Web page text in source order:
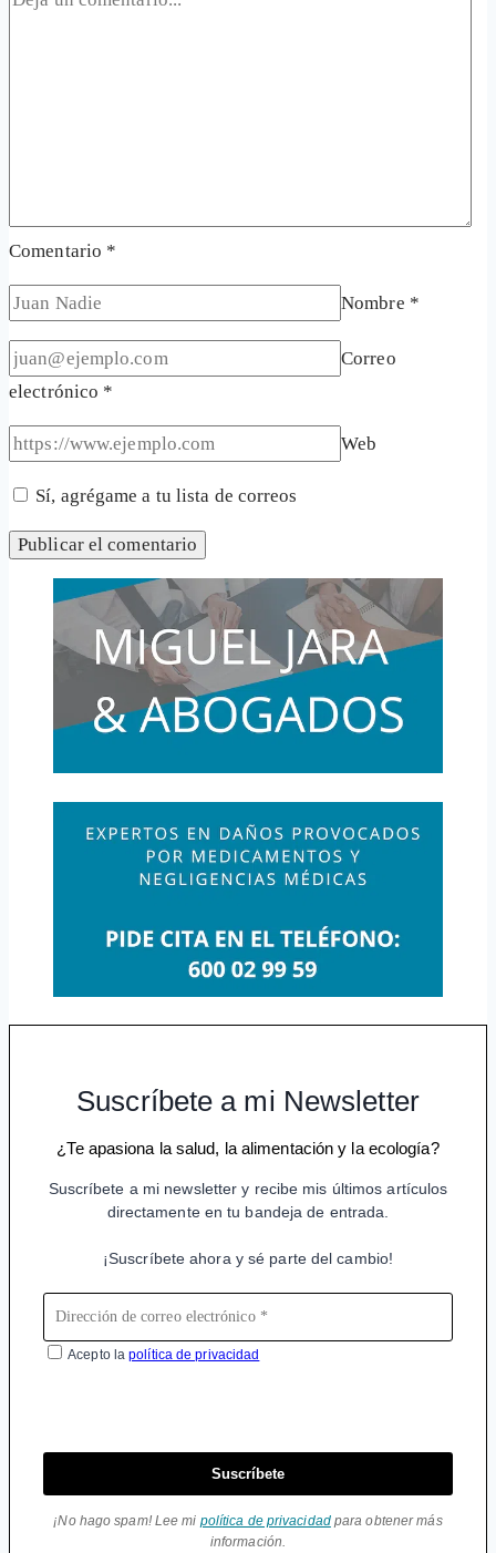
Comentario *
Nombre *
Correo
electrónico *
Web
Sí, agrégame a tu lista de correos
Suscríbete a mi Newsletter
¿Te apasiona la salud, la alimentación y la ecología?
Suscríbete a mi newsletter y recibe mis últimos artículos
directamente en tu bandeja de entrada.
¡Suscríbete ahora y sé parte del cambio!
Acepto lapolítica de privacidad
Suscríbete
¡No hago spam! Lee mi política de privacidadpara obtener más
información.